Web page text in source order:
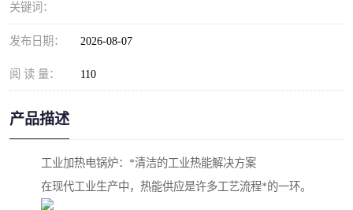
关键词：
发布日期： 2026-08-07
阅 读 量： 110
产品描述
工业加热电锅炉：*清洁的工业热能解决方案
在现代工业生产中，热能供应是许多工艺流程*的一环。